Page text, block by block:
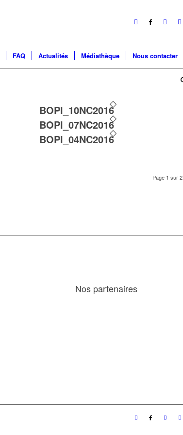
FAQ Actualités Médiathèque Nous contacter
BOPI_10NC2016
BOPI_07NC2016
BOPI_04NC2016
Page 1 sur 2
Nos partenaires